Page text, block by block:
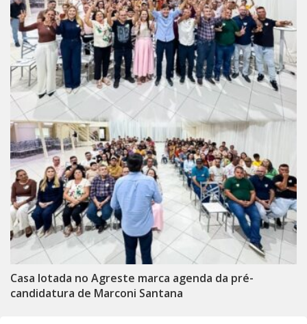
Casa lotada no Agreste marca agenda da pré-
candidatura de Marconi Santana